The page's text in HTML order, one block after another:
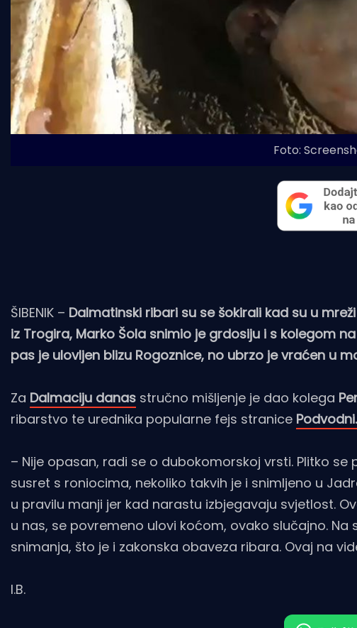
Foto:
ŠIBENIK – Dalmatinski ribari su se šokirali kad su u
iz Trogira, Marko Šola snimio je grdosiju i s kolegom
pas je ulovljen blizu Rogoznice, no ubrzo je vraćen u
Za Dalmaciju danas stručno mišljenje je dao kolega
ribarstvo te urednika popularne fejs stranice
– Nije opasan, radi se o dubokomorskoj vrsti. Plitko
susret s roniocima, nekoliko takvih je i snimljeno u
u pravilu manji jer kad narastu izbjegavaju svjetlost.
u nas, se povremeno ulovi koćom, ovako slučajno.
snimanja, što je i zakonska obaveza ribara. Ovaj na
I.B.